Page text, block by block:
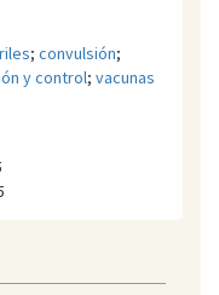
; convulsión;
y control; vacunas